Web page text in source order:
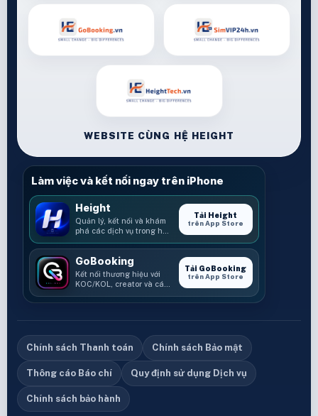
WEBSITE CÙNG HỆ HEIGHT
Làm việc và kết nối ngay trên iPhone
Height
Quản lý, kết nối và khám
phá các dịch vụ trong hệ
Tải Height
trên App Store
GoBooking
Kết nối thương hiệu với
KOC/KOL, creator và các
Tải GoBooking
trên App Store
Chính sách Thanh toán Chính sách Bảo mật
Thông cáo Báo chí Quy định sử dụng Dịch vụ
Chính sách bảo hành